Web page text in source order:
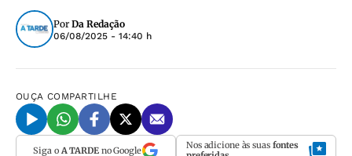
Por Da Redação
06/08/2025 - 14:40 h
OUÇA COMPARTILHE
Siga o A TARDEno Google Nos adicione às suas fontes